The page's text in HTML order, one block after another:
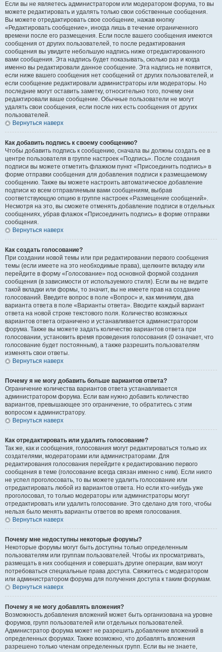
Если вы не являетесь администратором или модератором форума, то вы
можете редактировать и удалять только свои собственные сообщения.
Вы можете отредактировать свое сообщение, нажав кнопку
«Редактировать сообщение», иногда лишь в течение ограниченного
времени после его размещения. Если после вашего сообщения имеются
сообщения от других пользователей, то после редактирования
сообщения вы увидите небольшую надпись ниже отредактированного
вами сообщения. Эта надпись будет показывать, сколько раз и когда
именно вы редактировали данное сообщение. Эта надпись не появится,
если ниже вашего сообщения нет сообщений от других пользователей, и
если сообщение редактировали администраторы или модераторы. Но
последние могут оставить заметку, относительно того, почему они
редактировали ваше сообщение. Обычные пользователи не могут
удалять свои сообщения, если после них есть сообщения от других
пользователей.
Вернуться наверх
Как добавить подпись к своему сообщению?
Чтобы добавить подпись к сообщению, сначала вы должны создать ее в
центре пользователя в группе настроек «Подпись». После создания
подписи вы можете отметить флажком пункт «Присоединить подпись» в
форме отправки сообщения для добавления подписи к размещаемому
сообщению. Также вы можете настроить автоматическое добавление
подписи ко всем отправляемым вами сообщениям, выбрав
соответствующую опцию в группе настроек «Размещение сообщений».
Несмотря на это, вы сможете отменять добавление подписи в отдельных
сообщениях, убрав флажок «Присоединить подпись» в форме отправки
сообщения.
Вернуться наверх
Как создать голосование?
При создании новой темы или при редактировании первого сообщения
темы (если имеете на это необходимые права), щелкните вкладку или
перейдите в форму «Голосование» под основной формой создания
сообщения (в зависимости от используемого стиля). Если вы не видите
такой вкладки или формы, то значит, вы не имеете прав на создание
голосований. Введите вопрос в поле «Вопрос» и, как минимум, два
варианта ответа в поле «Варианты ответа». Вводите каждый вариант
ответа на новой строке текстового поля. Количество возможных
вариантов ответа ограничено и устанавливается администратором
форума. Также вы можете задать количество вариантов ответа при
голосовании, установить время проведения голосования (0 означает, что
голосование будет постоянным), а также разрешить пользователям
изменять свои ответы.
Вернуться наверх
Почему я не могу добавить больше вариантов ответа?
Ограничение количества вариантов ответа устанавливается
администратором форума. Если вам нужно добавить количество
вариантов, превышающее это ограничение, то обратитесь с этим
вопросом к администратору.
Вернуться наверх
Как отредактировать или удалить голосование?
Так же, как и сообщения, голосования могут редактироваться только их
создателями, модераторами или администраторами. Для
редактирования голосования перейдите к редактированию первого
сообщения в теме (голосование всегда связан именно с ним). Если никто
не успел проголосовать, то вы можете удалить голосование или
отредактировать любой из вариантов ответа. Но если кто-нибудь уже
проголосовал, то только модераторы или администраторы могут
отредактировать или удалить голосование. Это сделано для того, чтобы
нельзя было менять варианты ответов во время голосования.
Вернуться наверх
Почему мне недоступны некоторые форумы?
Некоторые форумы могут быть доступны только определенным
пользователям или группам пользователей. Чтобы их просматривать,
размещать в них сообщения и совершать другие операции, вам могут
потребоваться специальные права доступа. Свяжитесь с модератором
или администратором форума для получения доступа к таким форумам.
Вернуться наверх
Почему я не могу добавлять вложения?
Возможность добавления вложений может быть организована на уровне
форумов, групп пользователей или отдельных пользователей.
Администратор форума может не разрешить добавление вложений в
определенных форумах. Также возможно, что добавлять вложения
разрешено только членам определенных групп. Если вы не знаете,